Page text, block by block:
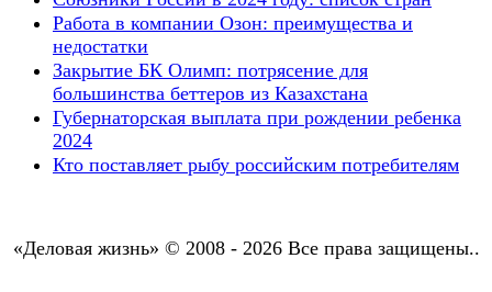
Работа в компании Озон: преимущества и
недостатки
Закрытие БК Олимп: потрясение для
большинства беттеров из Казахстана
Губернаторская выплата при рождении ребенка
2024
Кто поставляет рыбу российским потребителям
«Деловая жизнь» © 2008 - 2026 Все права защищены..